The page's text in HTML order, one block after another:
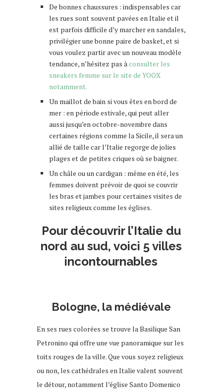
De bonnes chaussures : indispensables car
les rues sont souvent pavées en Italie et il
est parfois difficile d’y marcher en sandales,
privilégier une bonne paire de basket, et si
vous voulez partir avec un nouveau modèle
tendance, n’hésitez pas àconsulter les
sneakers femme sur le site de YOOX
notamment.
Un maillot de bain si vous êtes en bord de
mer : en période estivale, qui peut aller
aussi jusqu’en octobre-novembre dans
certaines régions comme la Sicile, il sera un
allié de taille car l’Italie regorge de jolies
plages et de petites criques où se baigner.
Un châle ou un cardigan : même en été, les
femmes doivent prévoir de quoi se couvrir
les bras et jambes pour certaines visites de
sites religieux comme les églises.
Pour découvrir l’Italie du
nord au sud, voici 5 villes
incontournables
Bologne, la médiévale
En ses rues colorées se trouve la Basilique San
Petronino qui offre une vue panoramique sur les
toits rouges de la ville. Que vous soyez religieux
ou non, les cathédrales en Italie valent souvent
le détour, notamment l’église Santo Domenico